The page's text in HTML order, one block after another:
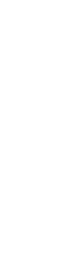
για τον 29ο
πρόκριση
play offs :